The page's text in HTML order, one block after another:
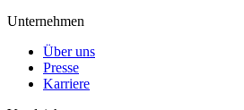
Unternehmen
Über uns
Presse
Karriere